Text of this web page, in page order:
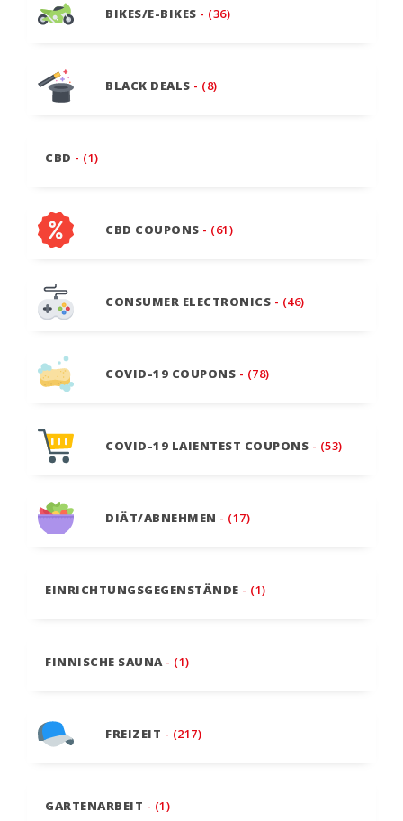
BIKES/E-BIKES - (36)
BLACK DEALS - (8)
CBD - (1)
CBD COUPONS - (61)
CONSUMER ELECTRONICS - (46)
COVID-19 COUPONS - (78)
COVID-19 LAIENTEST COUPONS - (53)
DIÄT/ABNEHMEN - (17)
EINRICHTUNGSGEGENSTÄNDE - (1)
FINNISCHE SAUNA - (1)
FREIZEIT - (217)
GARTENARBEIT - (1)